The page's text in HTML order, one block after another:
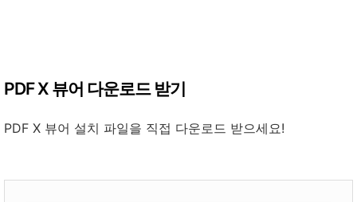
PDF X 뷰어 다운로드 받기
PDF X 뷰어 설치 파일을 직접 다운로드 받으세요!